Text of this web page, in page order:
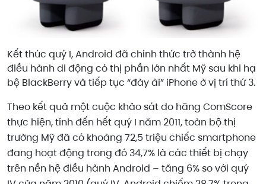
Kết thúc quý I, Android đã chính thức trở thành hệ
điều hành di động có thị phần lớn nhất Mỹ sau khi hạ
bệ BlackBerry và tiếp tục “đày ải” iPhone ở vị trí thứ 3.
Theo kết quả một cuộc khảo sát do hãng ComScore
thực hiện, tính đến hết quý I năm 2011, toàn bộ thị
trường Mỹ đã có khoảng 72,5 triệu chiếc smartphone
đang hoạt động trong đó 34,7% là các thiết bị chạy
trên nền hệ điều hành Android – tăng 6% so với quý